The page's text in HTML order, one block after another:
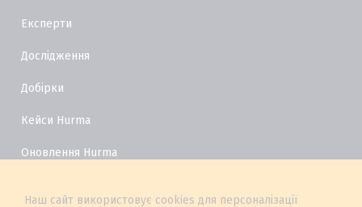
Експерти
Дослідження
Добірки
Кейси Hurma
Оновлення Hurma
Наш сайт використовує cookies для персоналізації